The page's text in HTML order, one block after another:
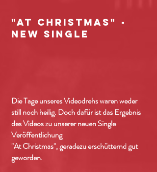
"At Christmas" -
New Single
Die Tage unseres Videodrehs waren weder
still noch heilig. Doch dafür ist das Ergebnis
des Videos zu unserer neuen Single
Veröffentlichung
"At Christmas", geradezu erschütternd gut
geworden.